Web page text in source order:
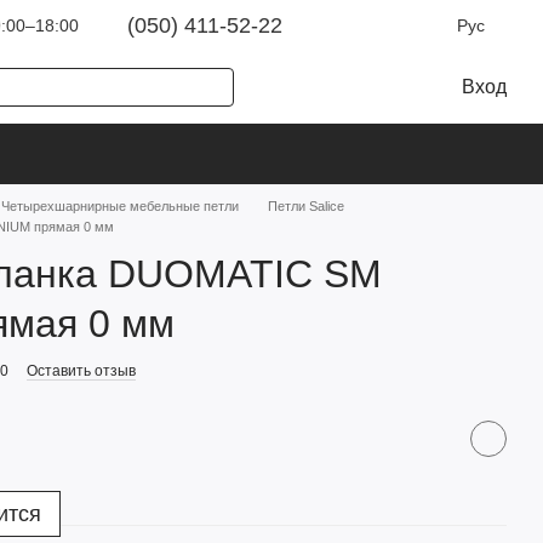
(050) 411-52-22 Рус
Вход
Четырехшарнирные мебельные петли
Петли Salice
прямая 0 мм
DUOMATIC SM
0 мм
Оставить отзыв